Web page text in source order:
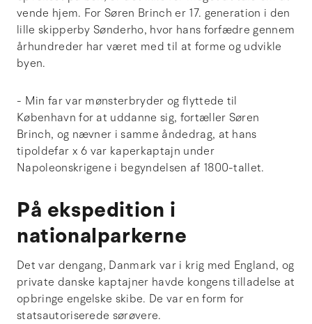
vende hjem. For Søren Brinch er 17. generation i den
lille skipperby Sønderho, hvor hans forfædre gennem
århundreder har været med til at forme og udvikle
byen.
- Min far var mønsterbryder og flyttede til
København for at uddanne sig, fortæller Søren
Brinch, og nævner i samme åndedrag, at hans
tipoldefar x 6 var kaperkaptajn under
Napoleonskrigene i begyndelsen af 1800-tallet.
På ekspedition i
nationalparkerne
Det var dengang, Danmark var i krig med England, og
private danske kaptajner havde kongens tilladelse at
opbringe engelske skibe. De var en form for
statsautoriserede sørøvere.